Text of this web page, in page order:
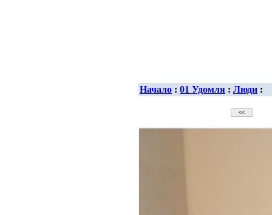
Начало : 01 Удомля : Люди :